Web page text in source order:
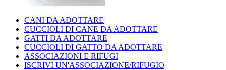
CANI DA ADOTTARE
CUCCIOLI DI CANE DA ADOTTARE
GATTI DA ADOTTARE
CUCCIOLI DI GATTO DA ADOTTARE
ASSOCIAZIONI E RIFUGI
ISCRIVI UN'ASSOCIAZIONE/RIFUGIO